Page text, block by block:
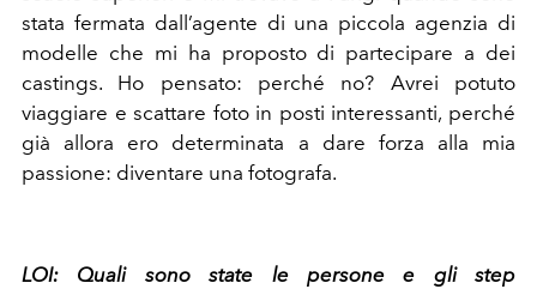
stata fermata dall’agente di una piccola agenzia di
modelle che mi ha proposto di partecipare a dei
castings. Ho pensato: perché no? Avrei potuto
viaggiare e scattare foto in posti interessanti, perché
già allora ero determinata a dare forza alla mia
passione: diventare una fotografa.
LOI: Quali sono state le persone e gli step